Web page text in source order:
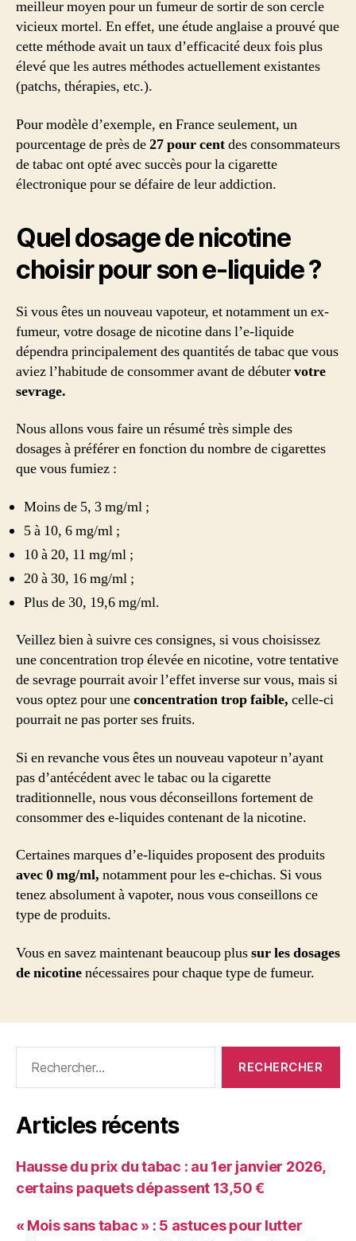
meilleur moyen pour un fumeur de sortir de son cercle
vicieux mortel. En effet, une étude anglaise a prouvé que
cette méthode avait un taux d’efficacité deux fois plus
élevé que les autres méthodes actuellement existantes
(patchs, thérapies, etc.).
Pour modèle d’exemple, en France seulement, un
pourcentage de près de27 pour centdes consommateurs
de tabac ont opté avec succès pour la cigarette
électronique pour se défaire de leur addiction.
Quel dosage de nicotine
choisir pour son e-liquide ?
Si vous êtes un nouveau vapoteur, et notamment un ex-
fumeur, votre dosage de nicotine dans l’e-liquide
dépendra principalement des quantités de tabac que vous
aviez l’habitude de consommer avant de débutervotre
sevrage.
Nous allons vous faire un résumé très simple des
dosages à préférer en fonction du nombre de cigarettes
que vous fumiez :
Moins de 5, 3 mg/ml ;
5 à 10, 6 mg/ml ;
10 à 20, 11 mg/ml ;
20 à 30, 16 mg/ml ;
Plus de 30, 19,6 mg/ml.
Veillez bien à suivre ces consignes, si vous choisissez
une concentration trop élevée en nicotine, votre tentative
de sevrage pourrait avoir l’effet inverse sur vous, mais si
vous optez pour uneconcentration trop faible, celle-ci
pourrait ne pas porter ses fruits.
Si en revanche vous êtes un nouveau vapoteur n’ayant
pas d’antécédent avec le tabac ou la cigarette
traditionnelle, nous vous déconseillons fortement de
consommer des e-liquides contenant de la nicotine.
Certaines marques d’e-liquides proposent des produits
avec 0 mg/ml, notamment pour les e-chichas. Si vous
tenez absolument à vapoter, nous vous conseillons ce
type de produits.
Vous en savez maintenant beaucoup plussur les dosages
de nicotinenécessaires pour chaque type de fumeur.
Articles récents
Hausse du prix du tabac : au 1er janvier 2026,
certains paquets dépassent 13,50 €
« Mois sans tabac » : 5 astuces pour lutter